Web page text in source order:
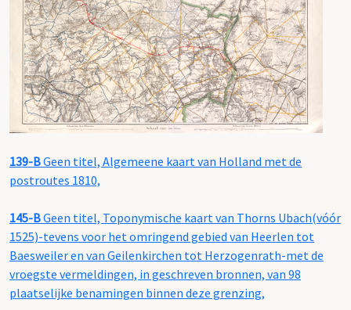
139-BGeen titel, Algemeene kaart van Holland met de
postroutes 1810,
145-BGeen titel, Toponymische kaart van Thorns Ubach(vóór
1525)-tevens voor het omringend gebied van Heerlen tot
Baesweiler en van Geilenkirchen tot Herzogenrath-met de
vroegste vermeldingen, in geschreven bronnen, van 98
plaatselijke benamingen binnen deze grenzing,